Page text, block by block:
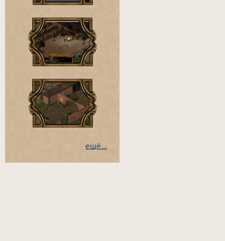
ещё...